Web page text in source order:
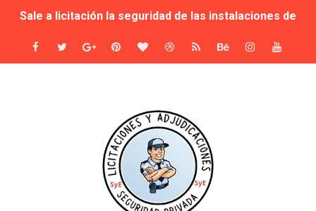
El Consell autoriza la licitación de 27,2 millones para
Evaluación de las ocho empresas que se presentan
Seis empresas de seguridad pujan por los museos
Sale a concurso la seguridad de los museos del
Adjudicación del Servicio de Vigilancia y Seguridad
Seguridad privada en el Carnaval del Toro 2025: